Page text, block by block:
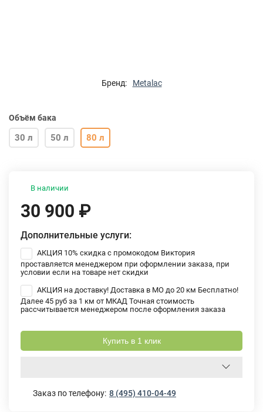
Бренд: Metalac
Объём бака
30 л 50 л 80 л
В наличии
30 900 ₽
Дополнительные услуги:
АКЦИЯ 10% скидка с промокодом Виктория
проставляется менеджером при оформлении заказа, при
условии если на товаре нет скидки
АКЦИЯ на доставку! Доставка в МО до 20 км Бесплатно!
Далее 45 руб за 1 км от МКАД Точная стоимость
рассчитывается менеджером после оформления заказа
Купить в 1 клик
Заказ по телефону: 8 (495) 410-04-49